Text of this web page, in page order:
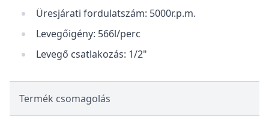
Üresjárati fordulatszám: 5000r.p.m.
Levegőigény: 566l/perc
Levegő csatlakozás: 1/2"
Termék csomagolás